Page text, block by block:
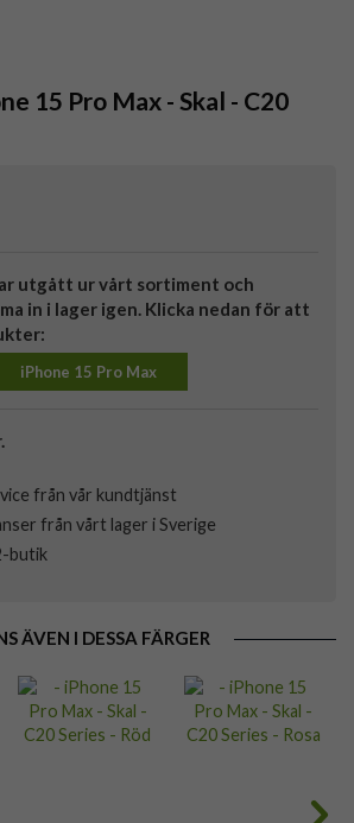
15 Pro Max - Skal - C20
utgått ur vårt sortiment och
in i lager igen. Klicka nedan för att
iPhone 15 Pro Max
från vår kundtjänst
från vårt lager i Sverige
butik
ÄVEN I DESSA FÄRGER